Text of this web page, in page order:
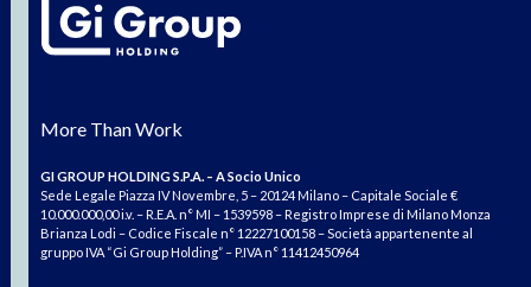
More Than Work
GI GROUP HOLDING S.P.A. – A Socio Unico
Sede Legale Piazza IV Novembre, 5 – 20124 Milano – Capitale Sociale €
10.000.000,00 i.v. – R.E.A. n° MI – 1539598 – Registro Imprese di Milano Monza
Brianza Lodi – Codice Fiscale n° 12227100158 – Società appartenente al
gruppo IVA “Gi Group Holding” – P.IVA n° 11412450964